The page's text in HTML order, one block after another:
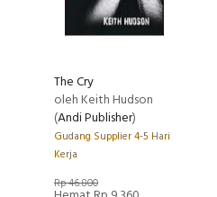
The Cry
oleh Keith Hudson
(Andi Publisher)
Gudang Supplier 4-5 Hari
Kerja
Rp 46.800